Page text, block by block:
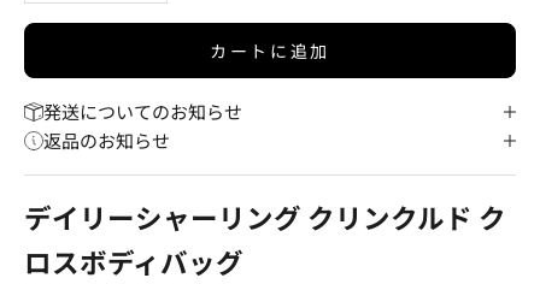
カートに追加
発送についてのお知らせ
返品のお知らせ
デイリーシャーリング クリンクルド ク
ロスボディバッグ